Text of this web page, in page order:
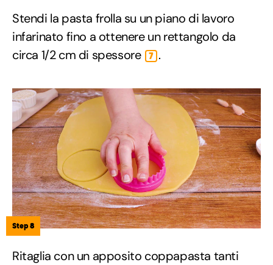
Stendi la pasta frolla su un piano di lavoro
infarinato fino a ottenere un rettangolo da
circa 1/2 cm di spessore
7 .
Step 8
Ritaglia con un apposito coppapasta tanti